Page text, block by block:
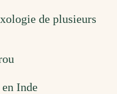
de plusieurs
Inde